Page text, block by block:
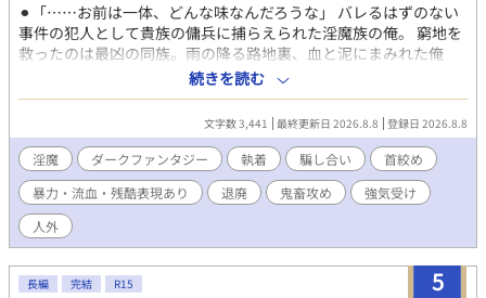
⚫︎「……お前は一体、どんな味なんだろうな」 バレるはずのない
事件の犯人として貴族の傭兵に捕らえられた淫魔族の俺。 窮地を
救ったのは最凶の同族。雨の降る路地裏、血と泥にまみれた俺
は、そいつの差し出してきた『破滅』に自らの意思で飛び込ん
だ。 帰ってこれなくてもいい、今ここにある快楽だけがすべて。
プライド高めの受けが、攻めをハメ落とすために自ら狂気に溺れ
ていく 騙し合いの夜。 捕食者たちが互いを喰らい尽くすダークな
ファンタジー。 世界観は中東あたりのイメージ。攻めがクソ、受
けは悲惨ですがタフなので悲壮感はありません。ハッピーエンド
よりだと思います。 ⚫︎タグ注意。 各話、性行為描写には【※】あ
り。 手書き挿絵には【⭐︎】あり。挿絵にも一部、性的・暴力的な
描写が含まれますのでご注意下さい）
続きを読む
文字数 3,441 最終更新日 2026.8.8 登録日 2026.8.8
淫魔 ダークファンタジー 執着 騙し合い
首絞め
暴力・流血・残酷表現あり
退廃 鬼畜攻め
強気受け
人外
5
長編 完結 R15